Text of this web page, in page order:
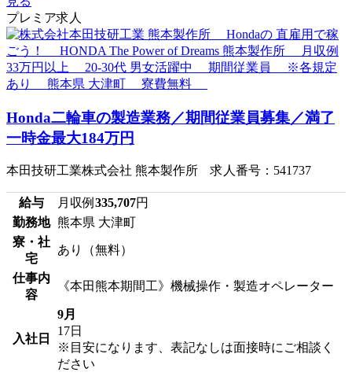
プレミア求人
Honda二輪車の製造業務／期間従業員募集／満了
一時金最大184万円
本田技研工業株式会社 熊本製作所 求人番号：541737
給与 月収例 335,707円
勤務地 熊本県 大津町
寮・社
宅
あり（無料）
仕事内
容
《本田熊本期間工》機械操作・製造オペレーター
入社日
9月
17日
※目安になります、表記なしは面接時にご相談く
ださい